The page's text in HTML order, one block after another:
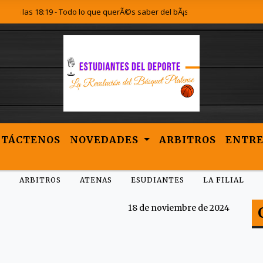
18:19 - Todo lo que querÃ©s saber del bÃ¡squet Platense lo encontrÃ¡s
NOVEDADES ARBITROS
ARBITROS ATENAS ESUDIANTES LA FILIAL
18 de noviembre de 2024